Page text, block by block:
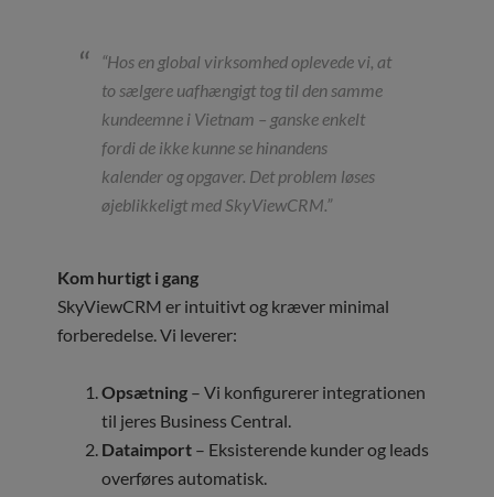
“Hos en global virksomhed oplevede vi, at
to sælgere uafhængigt tog til den samme
kundeemne i Vietnam – ganske enkelt
fordi de ikke kunne se hinandens
kalender og opgaver. Det problem løses
øjeblikkeligt med SkyViewCRM.”
Kom hurtigt i gang
SkyViewCRM er intuitivt og kræver minimal
forberedelse. Vi leverer:
Opsætning – Vi konfigurerer integrationen
til jeres Business Central.
Dataimport – Eksisterende kunder og leads
overføres automatisk.